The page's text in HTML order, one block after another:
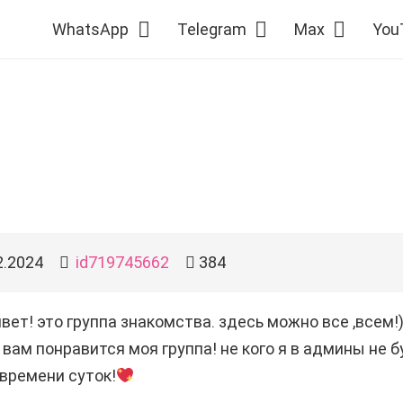
WhatsApp Telegram Max
id719745662 384
это группа знакомства. здесь можно все
понравится моя группа! не кого я в админы не
суток!